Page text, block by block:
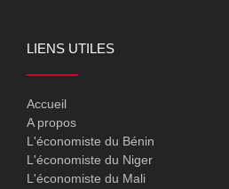
LIENS UTILES
Accueil
A propos
L'économiste du Bénin
L'économiste du Niger
L'économiste du Mali